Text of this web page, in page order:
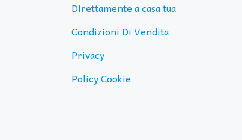
Direttamente a casa tua
Condizioni Di Vendita
Privacy
Policy Cookie